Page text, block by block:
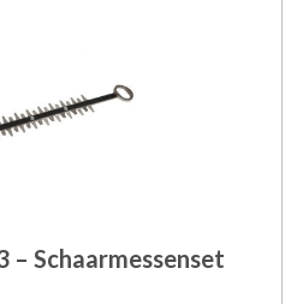
Schaarmessenset